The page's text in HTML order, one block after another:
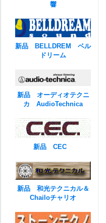
響
新品 BELLDREM ベル
ドリーム
新品 オーディオテクニ
カ AudioTechnica
新品 CEC
新品 和光テクニカル＆
Chailoチャリオ